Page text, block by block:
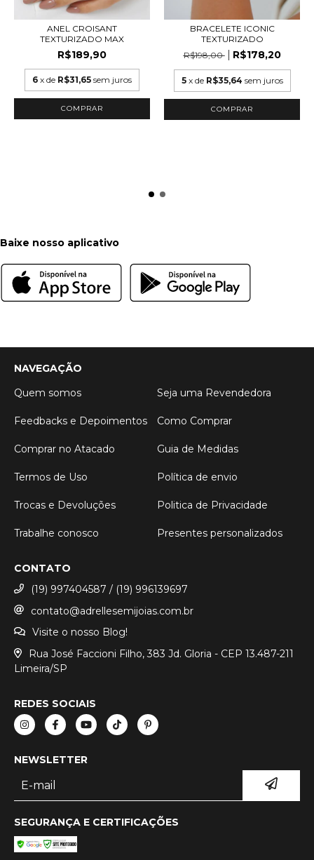
ANEL CROISANT
TEXTURIZADO MAX
R$189,90
6 x de R$31,65 sem juros
COMPRAR
BRACELETE ICONIC
TEXTURIZADO
R$198,00
R$178,20
5 x de R$35,64 sem juros
COMPRAR
Baixe nosso aplicativo
NAVEGAÇÃO
Quem somos
Seja uma Revendedora
Feedbacks e Depoimentos Como Comprar
Comprar no Atacado Guia de Medidas
Termos de Uso Política de envio
Trocas e Devoluções Politica de Privacidade
Trabalhe conosco Presentes personalizados
CONTATO
(19) 997404587 / (19) 996139697
contato@adrellesemijoias.com.br
Visite o nosso Blog!
Rua José Faccioni Filho, 383 Jd. Gloria - CEP 13.487-211
Limeira/SP
REDES SOCIAIS
NEWSLETTER
SEGURANÇA E CERTIFICAÇÕES